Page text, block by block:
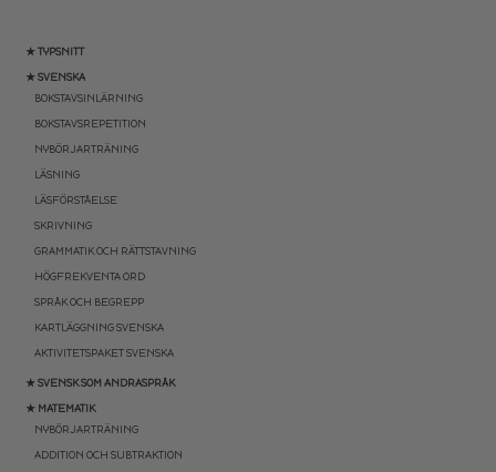
★ TYPSNITT
★ SVENSKA
BOKSTAVSINLÄRNING
BOKSTAVSREPETITION
NYBÖRJARTRÄNING
LÄSNING
LÄSFÖRSTÅELSE
SKRIVNING
GRAMMATIK OCH RÄTTSTAVNING
HÖGFREKVENTA ORD
SPRÅK OCH BEGREPP
KARTLÄGGNING SVENSKA
AKTIVITETSPAKET SVENSKA
★ SVENSK SOM ANDRASPRÅK
★ MATEMATIK
NYBÖRJARTRÄNING
ADDITION OCH SUBTRAKTION